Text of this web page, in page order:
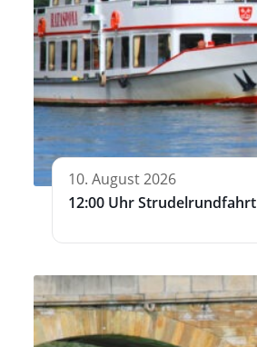
10. August 2026
12:00 Uhr Strudelrundfahrt